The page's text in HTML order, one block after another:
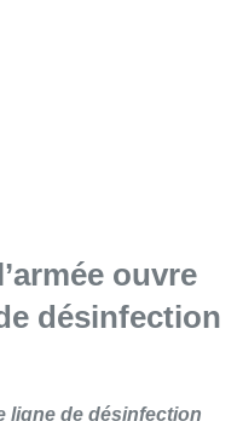
ouvre
désinfection